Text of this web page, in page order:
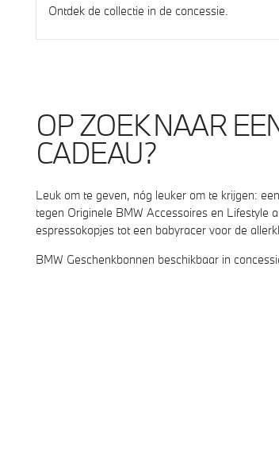
Ontdek de collectie in de concessie.
OP ZOEK NAAR
CADEAU?
Leuk om te geven, nóg leuker om te krijgen:
tegen Originele BMW Accessoires en Lifestyle
espressokopjes tot een babyracer voor de
BMW Geschenkbonnen beschikbaar in